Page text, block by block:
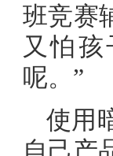
班竞赛
又怕
呢。”
使用